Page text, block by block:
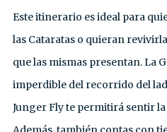
Este itinerario es ideal para
las Cataratas o quieran
que las mismas presentan. La
imperdible del recorrido del
Junger Fly te permitirá sentir